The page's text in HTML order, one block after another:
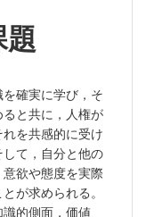
確実に学び，そ
と共に，人権が
を共感的に受け
て，自分と他の
欲や態度を実際
が求められる。
的側面，価値